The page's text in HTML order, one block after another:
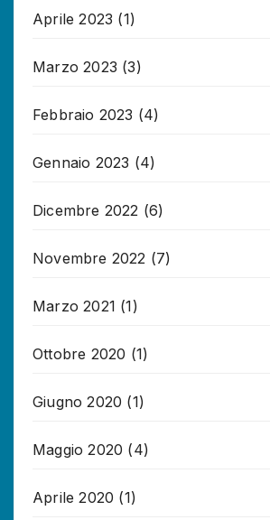
Aprile 2023 (1)
Marzo 2023 (3)
Febbraio 2023 (4)
Gennaio 2023 (4)
Dicembre 2022 (6)
Novembre 2022 (7)
Marzo 2021 (1)
Ottobre 2020 (1)
Giugno 2020 (1)
Maggio 2020 (4)
Aprile 2020 (1)